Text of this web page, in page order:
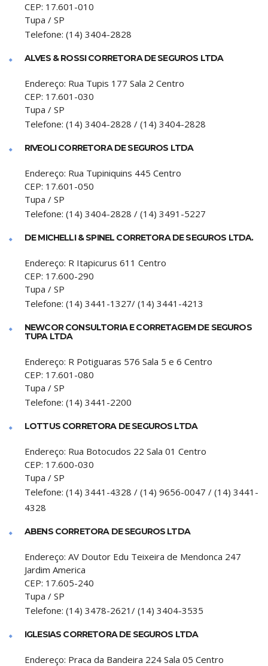
CEP: 17.601-010
Tupa / SP
Telefone: (14) 3404-2828
ALVES & ROSSI CORRETORA DE SEGUROS LTDA
Endereço: Rua Tupis 177 Sala 2 Centro
CEP: 17.601-030
Tupa / SP
Telefone: (14) 3404-2828 / (14) 3404-2828
RIVEOLI CORRETORA DE SEGUROS LTDA
Endereço: Rua Tupiniquins 445 Centro
CEP: 17.601-050
Tupa / SP
Telefone: (14) 3404-2828 / (14) 3491-5227
DE MICHELLI & SPINEL CORRETORA DE SEGUROS LTDA.
Endereço: R Itapicurus 611 Centro
CEP: 17.600-290
Tupa / SP
Telefone: (14) 3441-1327/ (14) 3441-4213
NEWCOR CONSULTORIA E CORRETAGEM DE SEGUROS
TUPA LTDA
Endereço: R Potiguaras 576 Sala 5 e 6 Centro
CEP: 17.601-080
Tupa / SP
Telefone: (14) 3441-2200
LOTTUS CORRETORA DE SEGUROS LTDA
Endereço: Rua Botocudos 22 Sala 01 Centro
CEP: 17.600-030
Tupa / SP
Telefone: (14) 3441-4328 / (14) 9656-0047 / (14) 3441-
4328
ABENS CORRETORA DE SEGUROS LTDA
Endereço: AV Doutor Edu Teixeira de Mendonca 247
Jardim America
CEP: 17.605-240
Tupa / SP
Telefone: (14) 3478-2621/ (14) 3404-3535
IGLESIAS CORRETORA DE SEGUROS LTDA
Endereço: Praca da Bandeira 224 Sala 05 Centro